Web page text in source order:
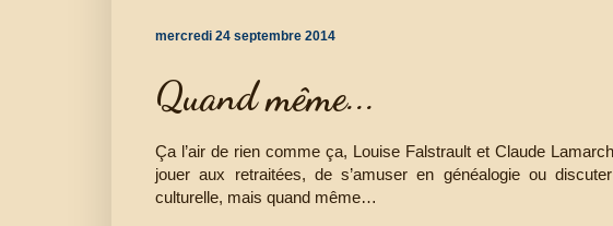
mercredi 24 septembre 2014
Quand même...
Ça l’air de rien comme ça, Louise Falstrault et Claude
jouer aux retraitées, de s’amuser en généalogie ou
culturelle, mais quand même…